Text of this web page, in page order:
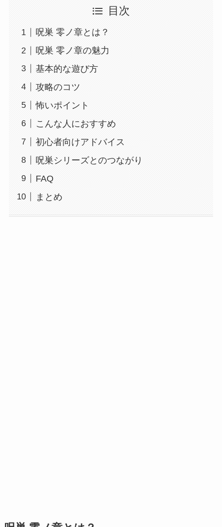
目次
呪巣 零ノ章とは？
呪巣 零ノ章の魅力
基本的な遊び方
攻略のコツ
怖いポイント
こんな人におすすめ
初心者向けアドバイス
呪巣シリーズとのつながり
FAQ
まとめ